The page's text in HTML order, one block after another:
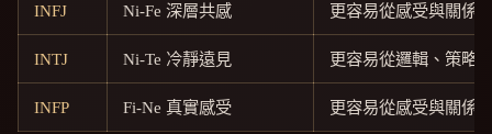
INFJ Ni-Fe 深層共感 更容易從感受與關係
INTJ Ni-Te 冷靜遠見 更容易從邏輯、策略
INFP Fi-Ne 真實感受 更容易從感受與關係